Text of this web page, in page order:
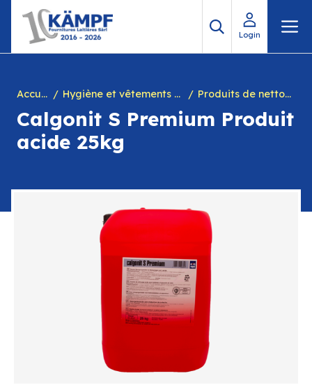
contenu
Login
Accueil Hygiène et vêtements de travail Produits de nettoyage
Calgonit S Premium Produit
acide 25kg